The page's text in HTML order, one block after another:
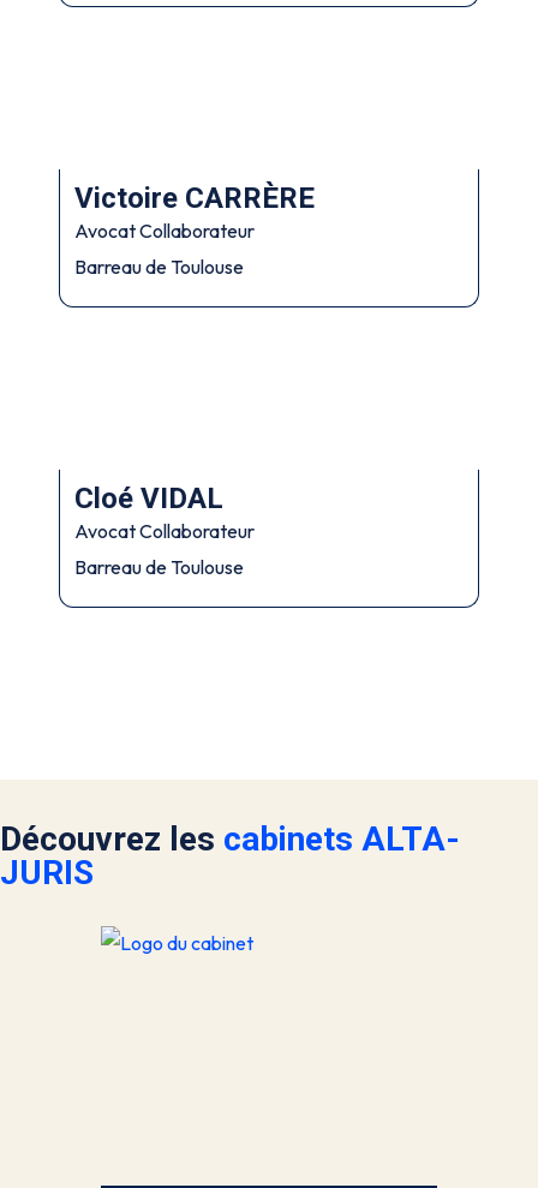
Victoire CARRÈRE
Avocat Collaborateur
Barreau de Toulouse
Cloé VIDAL
Avocat Collaborateur
Barreau de Toulouse
Découvrez les cabinets ALTA-
JURIS